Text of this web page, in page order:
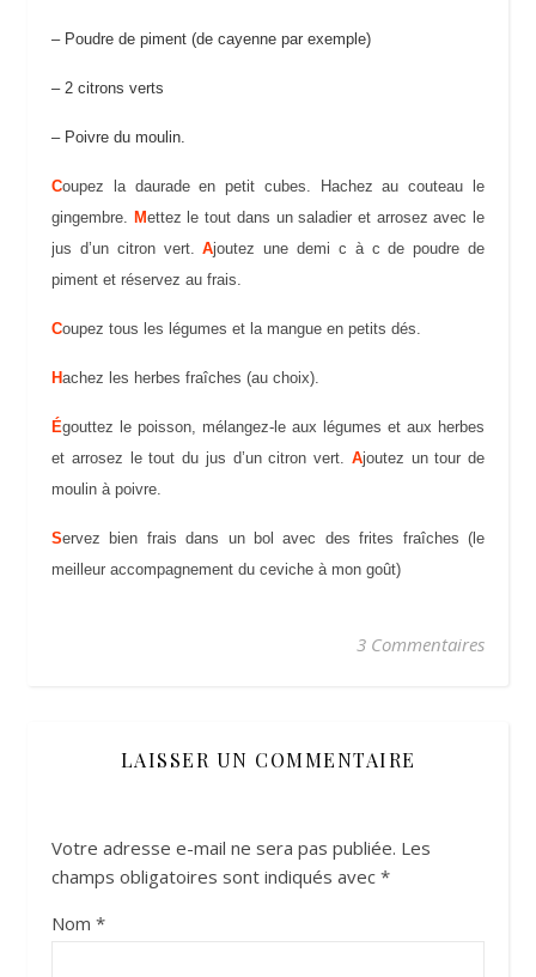
– Poudre de piment (de cayenne par exemple)
– 2 citrons verts
– Poivre du moulin.
Coupez la daurade en petit cubes. Hachez au couteau le
gingembre. Mettez le tout dans un saladier et arrosez avec le
jus d’un citron vert.Ajoutez une demi c à c de poudre de
piment et réservez au frais.
Coupez tous les légumes et la mangue en petits dés.
Hachez les herbes fraîches (au choix).
Égouttez le poisson, mélangez-le aux légumes et aux herbes
et arrosez le tout du jus d’un citron vert. Ajoutez un tour de
moulin à poivre.
Servez bien frais dans un bol avec des frites fraîches (le
meilleur accompagnement du ceviche à mon goût)
3 Commentaires
LAISSER UN COMMENTAIRE
Votre adresse e-mail ne sera pas publiée. Les
champs obligatoires sont indiqués avec *
Nom *